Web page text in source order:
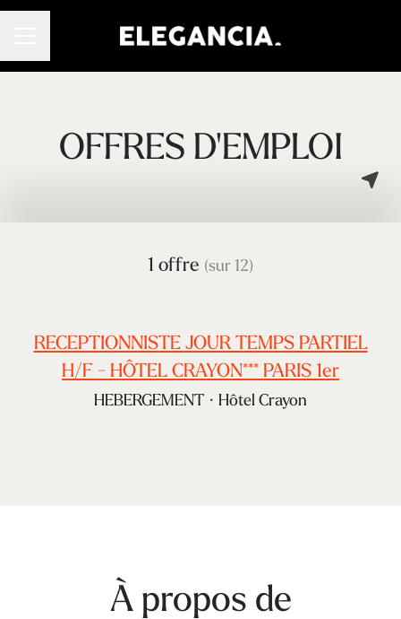
OFFRES D'EMPLOI
1 offre (sur 12)
RECEPTIONNISTE JOUR TEMPS PARTIEL
H/F - HÔTEL CRAYON*** PARIS 1er
HEBERGEMENT · Hôtel Crayon
À propos de